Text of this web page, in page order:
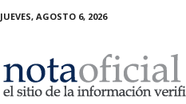
JUEVES, AGOSTO 6, 2026
a
O